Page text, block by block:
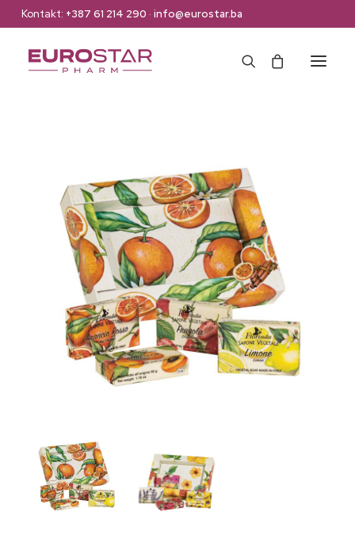
Kontakt: +387 61 214 290 · info@eurostar.ba
Brendovi
O nama
Kontakt